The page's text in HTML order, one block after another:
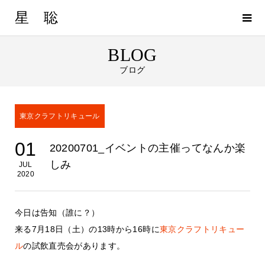
星 聡
BLOG
ブログ
東京クラフトリキュール
01
JUL
2020
20200701_イベントの主催ってなんか楽
しみ
今日は告知（誰に？）
来る7月18日（土）の13時から16時に東京クラフトリキュー
ルの試飲直売会があります。